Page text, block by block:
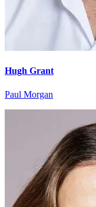
Hugh Grant
Paul Morgan